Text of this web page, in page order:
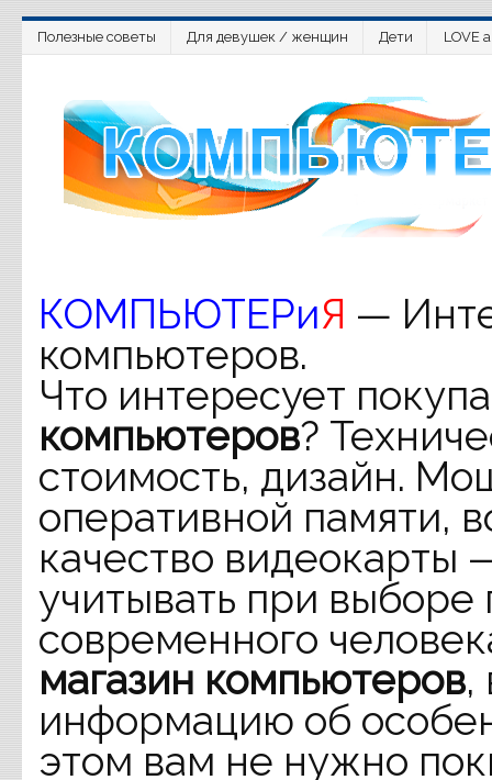
Полезные советы Для девушек / женщин Дети LOVE
КОМПЬЮТЕРиЯ —
компьютеров.
Что интересует
компьютеров?
стоимость, дизайн.
оперативной памяти,
качество видеокарты
учитывать при
современного
магазин компьютеров,
информацию об
этом вам не нужно